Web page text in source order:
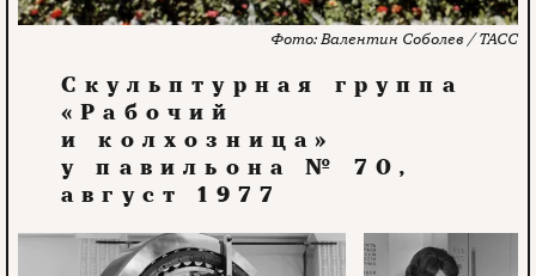
Валентин Соболев / ТАСС
Скульптурная группа
«Рабочий
и колхозница»
у павильона № 70,
август 1977